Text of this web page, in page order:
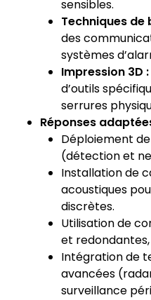
sensibles.
Techniques de
des
systèmes
Impression 3D :
d’outils
serrures
Réponses
Déploiement
(détection et
Installation de
acoustiques
discrètes.
Utilisation de
et
Intégration de
avancées
surveillance